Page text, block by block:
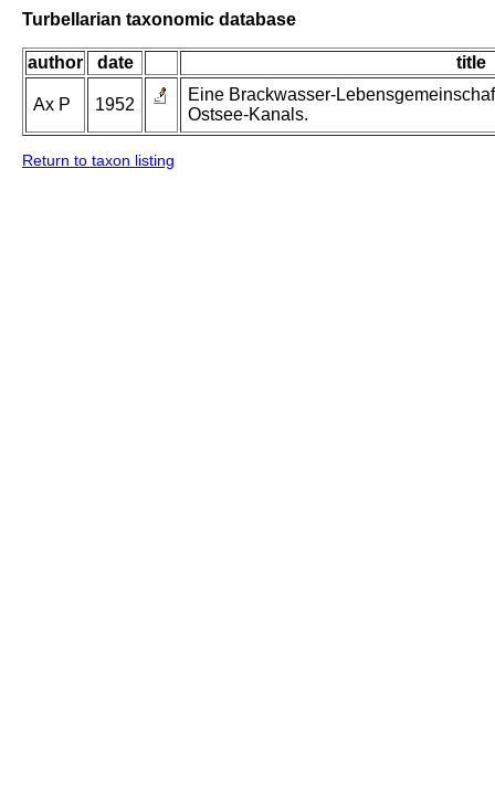
Turbellarian taxonomic database
author date title
Ax P 1952
Eine Brackwasser-
Ostsee-Kanals.
Return to taxon listing